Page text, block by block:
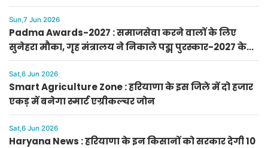
करें आवेदन
Sun,7 Jun 2026
Padma Awards-2027 : समाजसेवा करने वालों के लिए
सुनेहरा मौका, गृह मंत्रालय ने निकाले पद्म पुरस्कार-2027 के
लिए आवेदन
Sat,6 Jun 2026
Smart Agriculture Zone : हरियाणा के इस जिले में दो हजार
एकड़ में बनेगा स्मार्ट एग्रीकल्चर जोन
Sat,6 Jun 2026
Haryana News : हरियाणा के इन किसानों को सरकार देगी 10